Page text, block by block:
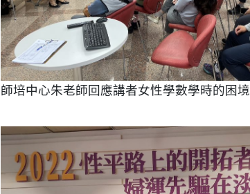
師培中心朱老師回應講者女性學數學時的困境